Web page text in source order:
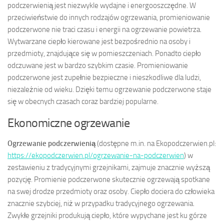
podczerwienią jest niezwykle wydajne i energooszczędne. W
przeciwieństwie do innych rodzajów ogrzewania, promieniowanie
podczerwone nie traci czasu i energii na ogrzewanie powietrza.
Wytwarzane ciepło kierowane jest bezpośrednio na osoby i
przedmioty, znajdujące się w pomieszczeniach. Ponadto ciepło
odczuwane jest w bardzo szybkim czasie. Promieniowanie
podczerwone jest zupełnie bezpieczne i nieszkodliwe dla ludzi,
niezależnie od wieku. Dzięki temu ogrzewanie podczerwone staje
się w obecnych czasach coraz bardziej popularne.
Ekonomiczne ogrzewanie
Ogrzewanie podczerwienią(dostępne m.in. na Ekopodczerwien.pl:
https://ekopodczerwien.pl/ogrzewanie-na-podczerwien) w
zestawieniu z tradycyjnymi grzejnikami, zajmuje znacznie wyższą
pozycję. Promienie podczerwone skutecznie ogrzewają spotkane
na swej drodze przedmioty oraz osoby. Ciepło dociera do człowieka
znacznie szybciej, niż w przypadku tradycyjnego ogrzewania.
Zwykłe grzejniki produkują ciepło, które wypychane jest ku górze